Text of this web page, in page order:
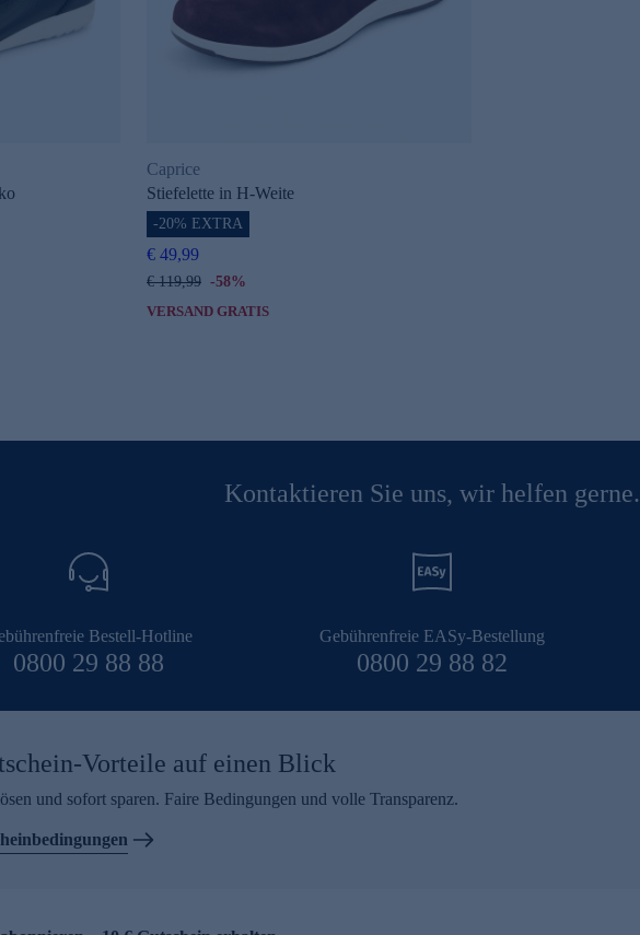
Caprice
Stiefelette in H-Weite
-20% EXTRA
€ 49,99
€ 119,99 -58%
VERSAND GRATIS
Kontaktieren Sie uns, wir helfen gerne.
Bestell-Hotline
0800 29 88 88
Gebührenfreie EASy-Bestellung
0800 29 88 82
Vorteile auf einen Blick
und sofort sparen. Faire Bedingungen und volle Transparenz.